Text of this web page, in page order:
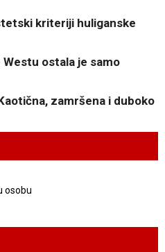
kriteriji huliganske
Westu ostala je samo
zamršena i duboko
osobu